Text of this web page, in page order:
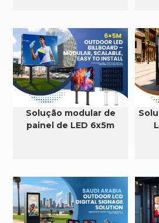
Solução modular de
painel de LED 6x5m